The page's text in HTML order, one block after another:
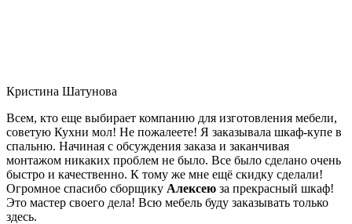
Кристина Шатунова
Всем, кто еще выбирает компанию для изготовления мебели,
советую Кухни мол! Не пожалеете! Я заказывала шкаф-купе в
спальню. Начиная с обсуждения заказа и заканчивая
монтажом никаких проблем не было. Все было сделано очень
быстро и качественно. К тому же мне ещё скидку сделали!
Огромное спасибо сборщику Алексею за прекрасный шкаф!
Это мастер своего дела! Всю мебель буду заказывать только
здесь.